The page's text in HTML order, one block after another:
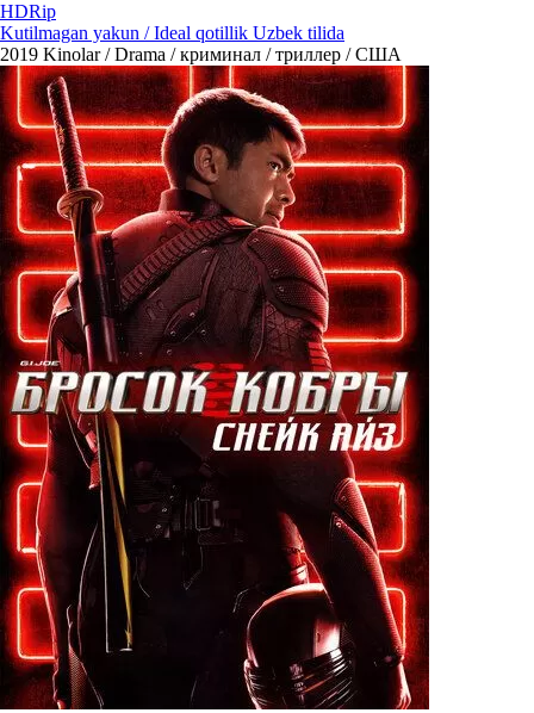
HDRip
Kutilmagan yakun / Ideal qotillik Uzbek tilida
2019 Kinolar / Drama / криминал / триллер / США